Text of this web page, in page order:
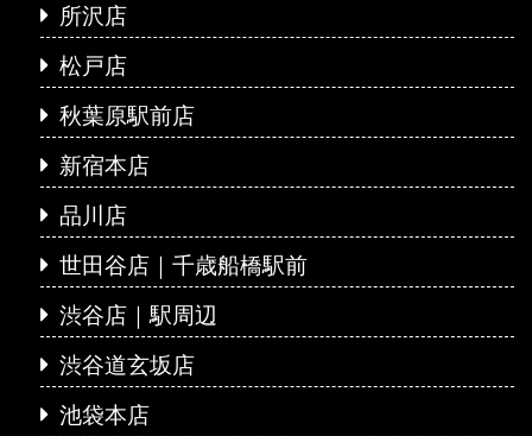
所沢店
松戸店
秋葉原駅前店
新宿本店
品川店
世田谷店｜千歳船橋駅前
渋谷店｜駅周辺
渋谷道玄坂店
池袋本店